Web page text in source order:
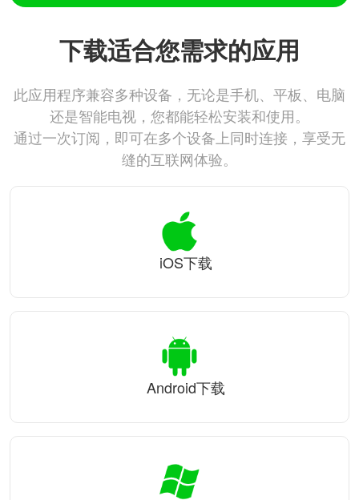
下载适合您需求的应用
此应用程序兼容多种设备，无论是手机、平板、电脑
还是智能电视，您都能轻松安装和使用。
通过一次订阅，即可在多个设备上同时连接，享受无
缝的互联网体验。
iOS下载
Android下载